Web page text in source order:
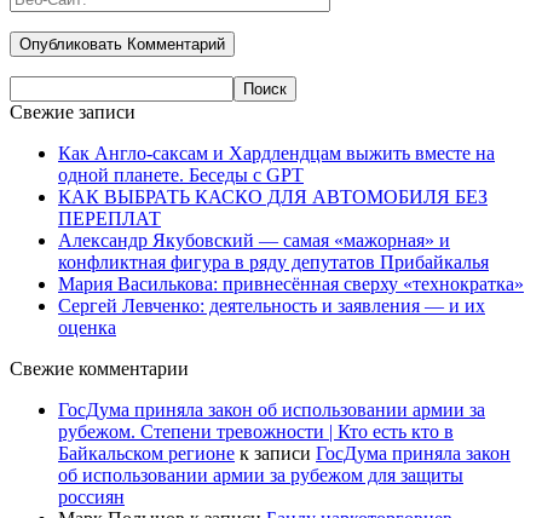
Свежие записи
Как Англо-саксам и Хардлендцам выжить вместе на
одной планете. Беседы с GPT
КАК ВЫБРАТЬ КАСКО ДЛЯ АВТОМОБИЛЯ БЕЗ
ПЕРЕПЛАТ
Александр Якубовский — самая «мажорная» и
конфликтная фигура в ряду депутатов Прибайкалья
Мария Василькова: привнесённая сверху «технократка»
Сергей Левченко: деятельность и заявления — и их
оценка
Свежие комментарии
ГосДума приняла закон об использовании армии за
рубежом. Степени тревожности | Кто есть кто в
Байкальском регионе к записи ГосДума приняла закон
об использовании армии за рубежом для защиты
россиян